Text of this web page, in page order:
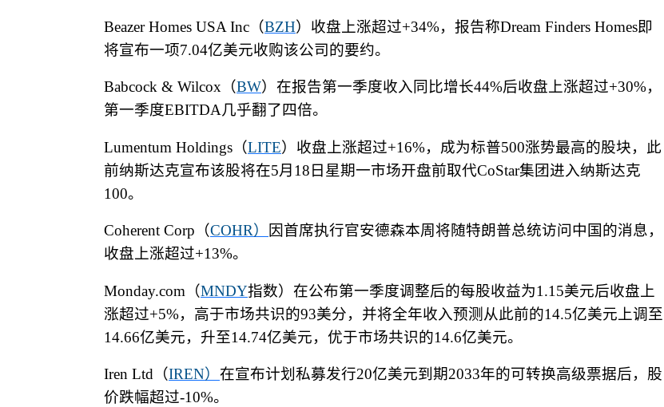
Beazer Homes USA Inc （BZH）收盘上涨超过+34%，报告称Dream Finders Homes即
将宣布一项7.04亿美元收购该公司的要约。
Babcock & Wilcox （BW）在报告第一季度收入同比增长44%后收盘上涨超过+30%，
第一季度EBITDA几乎翻了四倍。
Lumentum Holdings （LITE）收盘上涨超过+16%，成为标普500涨势最高的股块，此
前纳斯达克宣布该股将在5月 18 日星期一市场开盘前取代CoStar集团进入纳斯达克
100。
Coherent Corp （COHR）
因首席执行官安德森本周将随特朗普总统访问中国的消息，
收盘上涨超过+13%。
Monday.com （MNDY指数）在公布第一季度调整后的每股收益为1.15美元后收盘上
涨超过+5%，高于市场共识的93美分，并将全年收入预测从此前的14.5亿美元上调至
14.66亿美元，升至14.74亿美元，优于市场共识的14.6亿美元。
Iren Ltd （IREN） 在宣布计划私募发行20亿美元到期2033年的可转换高级票据后，股
价跌幅超过-10%。